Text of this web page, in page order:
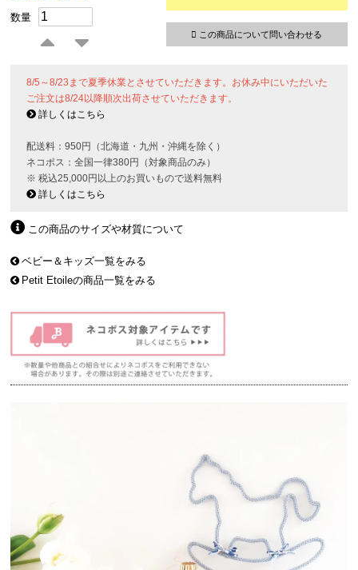
数量
この商品について問い合わせる
8/5～8/23まで夏季休業とさせていただきます。お休み中にいただいた
ご注文は8/24以降順次出荷させていただきます。
詳しくはこちら
配送料：950円（北海道・九州・沖縄を除く）
ネコポス：全国一律380円（対象商品のみ）
※ 税込25,000円以上のお買いもので送料無料
詳しくはこちら
この商品のサイズや材質について
ベビー＆キッズ一覧をみる
Petit Etoileの商品一覧をみる